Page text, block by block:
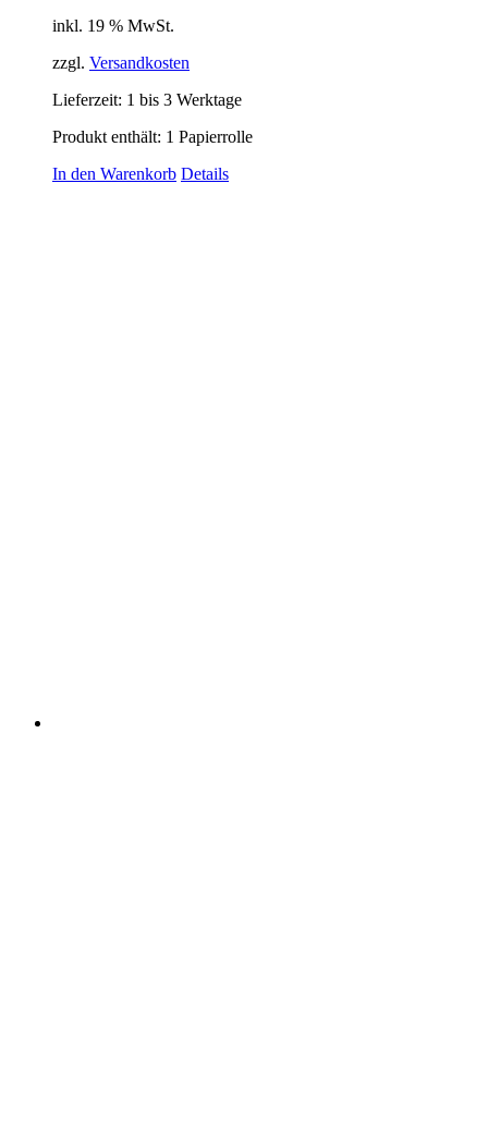
inkl. 19 % MwSt.
zzgl. Versandkosten
Lieferzeit: 1 bis 3 Werktage
Produkt enthält: 1 Papierrolle
In den Warenkorb Details